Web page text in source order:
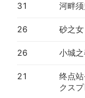
31 河畔
26 砂之
26 小城
21
终点
クス